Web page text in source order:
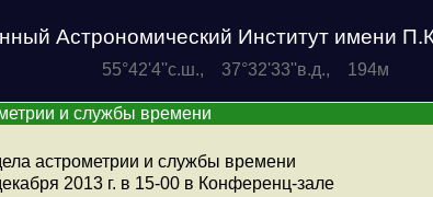
Астрономический Институт имени
55°42'4''с.ш., 37°32'33''в.д., 194м
и службы времени
астрометрии и службы времени
2013 г. в 15-00 в Конференц-зале